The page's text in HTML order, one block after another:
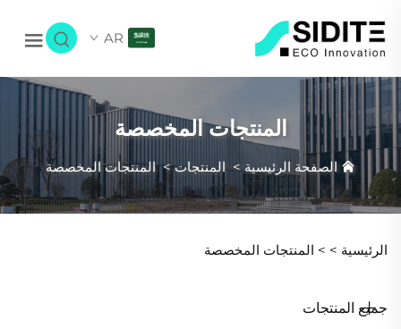
AR
المنتجات المخصصة
الصفحة الرئيسية> المنتجات>المنتجات المخصصة
الرئيسية > > المنتجات المخصصة
جميع المنتجات